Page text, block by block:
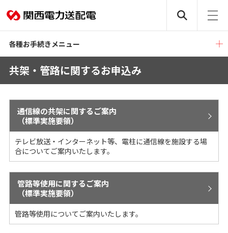
各種お手続きメニュー
共架・管路に関するお申込み
通信線の共架に関するご案内
（標準実施要領）
テレビ放送・インターネット等、電柱に通信線を施設する場
合についてご案内いたします。
管路等使用に関するご案内
（標準実施要領）
管路等使用についてご案内いたします。